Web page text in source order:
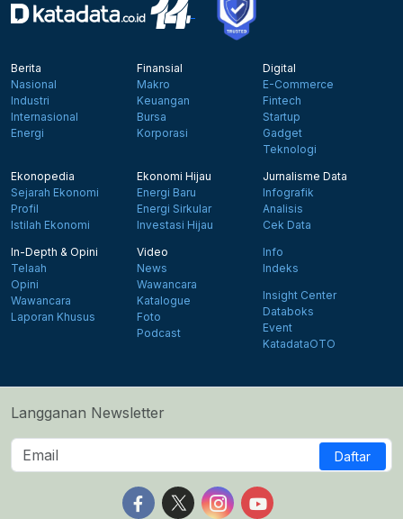
Berita
Nasional
Industri
Internasional
Energi
Finansial
Makro
Keuangan
Bursa
Korporasi
Digital
E-Commerce
Fintech
Startup
Gadget
Teknologi
Ekonopedia
Sejarah Ekonomi
Profil
Istilah Ekonomi
Ekonomi Hijau
Energi Baru
Energi Sirkular
Investasi Hijau
Jurnalisme Data
Infografik
Analisis
Cek Data
In-Depth & Opini
Telaah
Opini
Wawancara
Laporan Khusus
Video
News
Wawancara
Katalogue
Foto
Podcast
Info
Indeks
Insight Center
Databoks
Event
KatadataOTO
Langganan Newsletter
Daftar
Follow us on Facebook
Follow us on X
Follow us on Instagram
Follow us on